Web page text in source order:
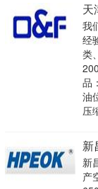
天
我
经
类
品
油
压
新
新
产